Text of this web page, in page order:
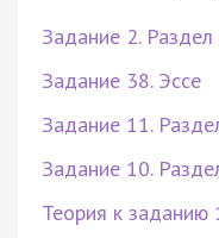
Задание 2.
Задание 38. Эссе
Задание 11.
Задание 10.
Теория к заданию